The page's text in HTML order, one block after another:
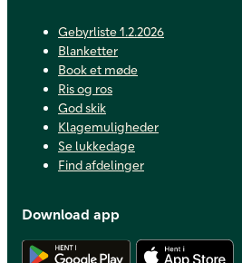
Gebyrliste 1.2.2026
Blanketter
Book et møde
Ris og ros
God skik
Klagemuligheder
Se lukkedage
Find afdelinger
Download app
Hent Android app